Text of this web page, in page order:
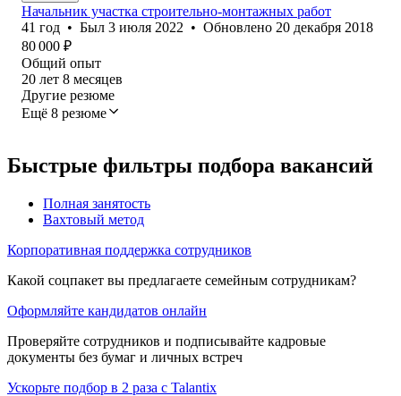
Начальник участка строительно-монтажных работ
41 год • Был 3 июля 2022 • Обновлено 20 декабря 2018
80 000 ₽
Общий опыт
20 лет 8 месяцев
Другие резюме
Ещё 8 резюме
Быстрые фильтры подбора вакансий
Полная занятость
Вахтовый метод
Корпоративная поддержка сотрудников
Какой соцпакет вы предлагаете семейным сотрудникам?
Оформляйте кандидатов онлайн
Проверяйте сотрудников и подписывайте кадровые
документы без бумаг и личных встреч
Ускорьте подбор в 2 раза с Talantix